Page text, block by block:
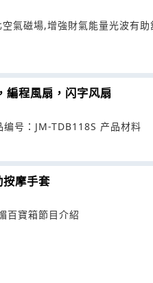
氣磁場,增強財氣能量光波有
編程風扇，闪字风扇
号：JM-TDB118S 产品材料
摩手套
台灣美媚百寶箱節目介紹